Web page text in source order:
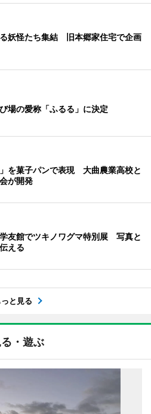
妖怪たち集結 旧本郷家住宅で企画
場の愛称「ふるる」に決定
」を菓子パンで表現 大曲農業高校と
が開発
友館でツキノワグマ特別展 写真と
える
っと見る
る・遊ぶ